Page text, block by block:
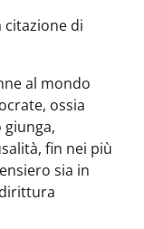
citazione di
al mondo
ossia
fin nei più
sia in